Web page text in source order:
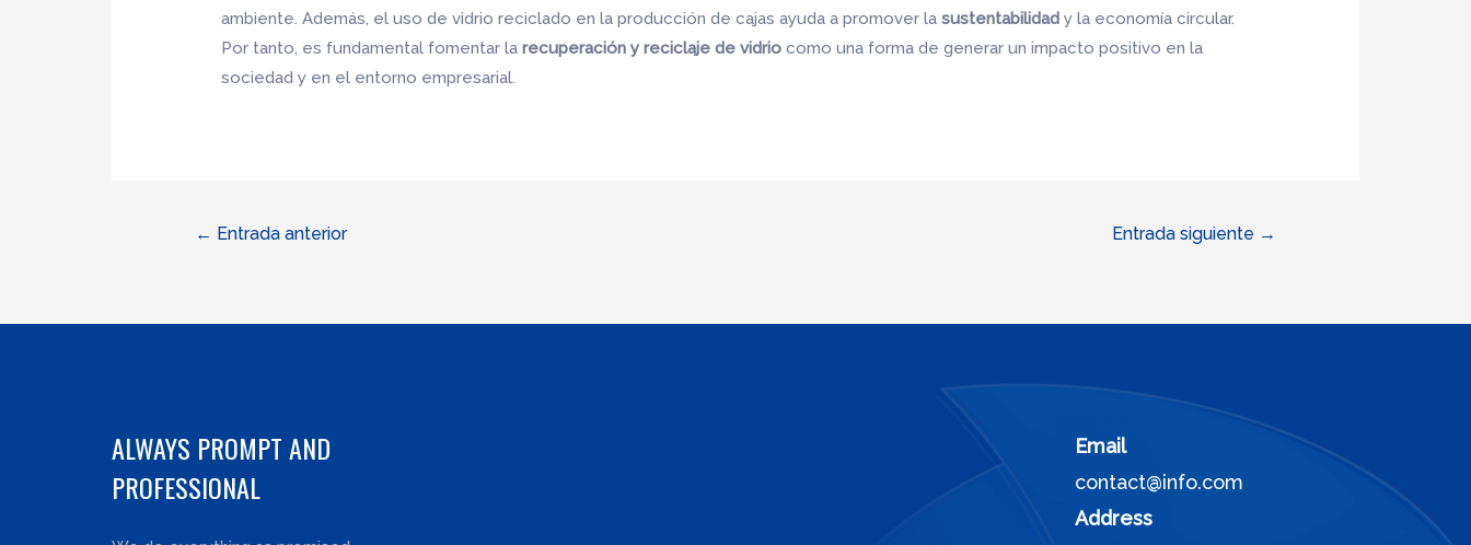
ambiente. Además, el uso de vidrio reciclado en la producción de cajas ayuda a promover lasustentabilidad y la economía circular.
Por tanto, es fundamental fomentar larecuperación y reciclaje de vidrio como una forma de generar un impacto positivo en la
sociedad y en el entorno empresarial.
Navegación
← Entrada anterior Entrada siguiente →
ALWAYS PROMPT AND
PROFESSIONAL
Email
contact@info.com
Address